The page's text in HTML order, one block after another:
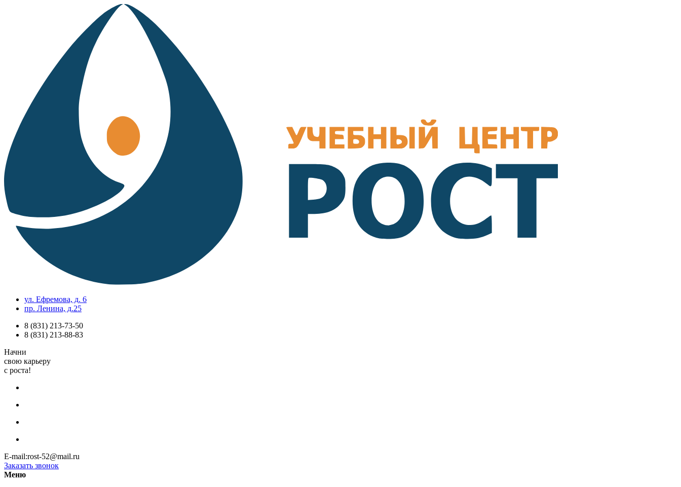
ул. Ефремова, д. 6
пр. Ленина, д.25
8 (831) 213-73-50
8 (831) 213-88-83
Начни
свою карьеру
с роста!
E-mail:rost-52@mail.ru
Заказать звонок
Меню